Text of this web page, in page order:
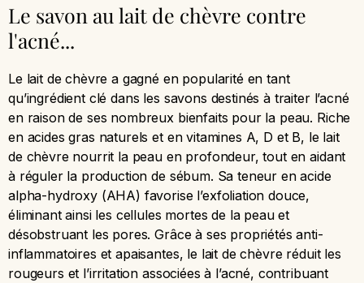
Le savon au lait de chèvre contre
l'acné...
Le lait de chèvre a gagné en popularité en tant
qu’ingrédient clé dans les savons destinés à traiter l’acné
en raison de ses nombreux bienfaits pour la peau. Riche
en acides gras naturels et en vitamines A, D et B, le lait
de chèvre nourrit la peau en profondeur, tout en aidant
à réguler la production de sébum. Sa teneur en acide
alpha-hydroxy (AHA) favorise l’exfoliation douce,
éliminant ainsi les cellules mortes de la peau et
désobstruant les pores. Grâce à ses propriétés anti-
inflammatoires et apaisantes, le lait de chèvre réduit les
rougeurs et l’irritation associées à l’acné, contribuant